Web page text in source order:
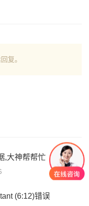
复。
,大神帮帮忙
(6:12)错误